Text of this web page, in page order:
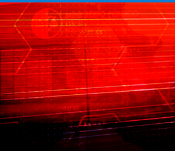
Pular para o conteúdo